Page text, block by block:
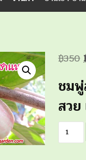
฿350
ชม
สว
ชมพู่